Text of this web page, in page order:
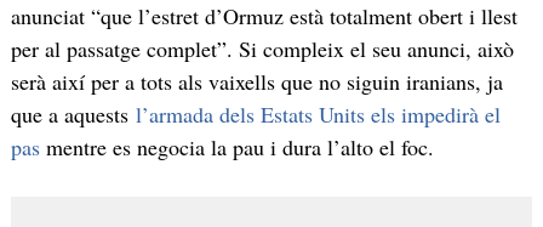
anunciat “que l’estret d’Ormuz està totalment obert i llest
per al passatge complet”. Si compleix el seu anunci, això
serà així per a tots als vaixells que no siguin iranians, ja
que a aquests l’armada dels Estats Units els impedirà el
pasmentre es negocia la pau i dura l’alto el foc.